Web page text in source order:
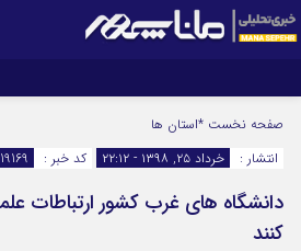
اینستاگرام
سروش
آپارات
نام کاربری یا نشانی ایمیل
رمز عبور
صفحه نخست *استان ها
انتشار :
خرداد ۲۵, ۱۳۹۸ - ۲۲:۱۲ کد خبر : 19169
دانشگاه های غرب کشور ارتباطات
کنند